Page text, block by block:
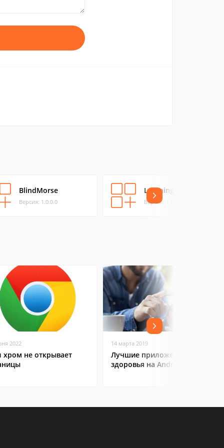
BlindMorse
Версия: 1.0.0.0
Learning the Vowels
Версия: 1.0.0.0
2022
хром не открывает
14 марта 2019
Лучшие приложения для
здоровья на Android